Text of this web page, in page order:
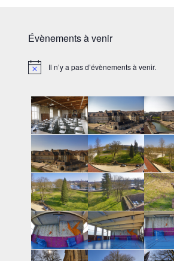
Évènements à venir
Notice Il n’y a pas d’évènements à venir.